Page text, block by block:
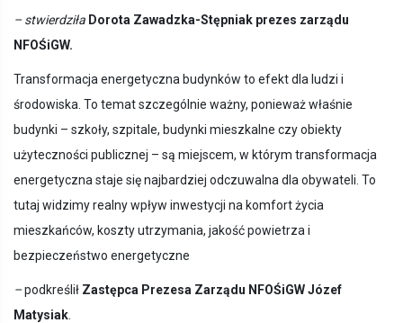
– stwierdziła Dorota Zawadzka-Stępniak prezes zarządu
NFOŚiGW.
Transformacja energetyczna budynków to efekt dla ludzi i
środowiska. To temat szczególnie ważny, ponieważ właśnie
budynki – szkoły, szpitale, budynki mieszkalne czy obiekty
użyteczności publicznej – są miejscem, w którym transformacja
energetyczna staje się najbardziej odczuwalna dla obywateli. To
tutaj widzimy realny wpływ inwestycji na komfort życia
mieszkańców, koszty utrzymania, jakość powietrza i
bezpieczeństwo energetyczne
–podkreślił Zastępca Prezesa Zarządu NFOŚiGW Józef
Matysiak